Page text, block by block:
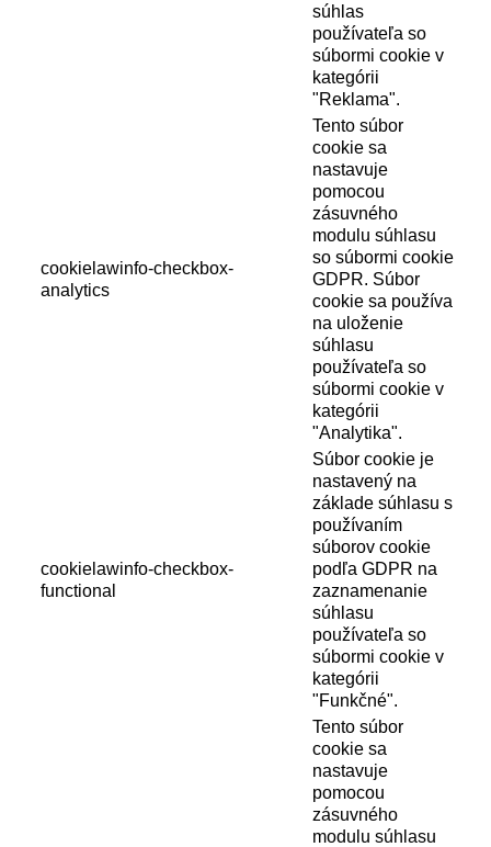
súhlas
používateľa so
súbormi cookie v
kategórii
"Reklama".
cookielawinfo-checkbox-
analytics
Tento súbor
cookie sa
nastavuje
pomocou
zásuvného
modulu súhlasu
so súbormi cookie
GDPR. Súbor
cookie sa používa
na uloženie
súhlasu
používateľa so
súbormi cookie v
kategórii
"Analytika".
cookielawinfo-checkbox-
functional
Súbor cookie je
nastavený na
základe súhlasu s
používaním
súborov cookie
podľa GDPR na
zaznamenanie
súhlasu
používateľa so
súbormi cookie v
kategórii
"Funkčné".
Tento súbor
cookie sa
nastavuje
pomocou
zásuvného
modulu súhlasu